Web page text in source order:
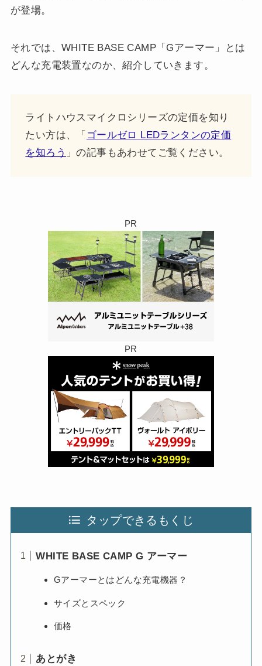
が登場。
それでは、WHITE BASE CAMP「Gアーマー」とは
どんな充電装置なのか、紹介していきます。
ライトハウスマイクロシリーズの定価を知り
たい方は、「 ゴールゼロ LEDランタンの定価
を知ろう 」の記事もあわせてご覧ください。
PR
PR
タップできるもくじ
WHITE BASE CAMP G アーマー
Gアーマーとはどんな充電機器？
サイズとスペック
価格
あとがき